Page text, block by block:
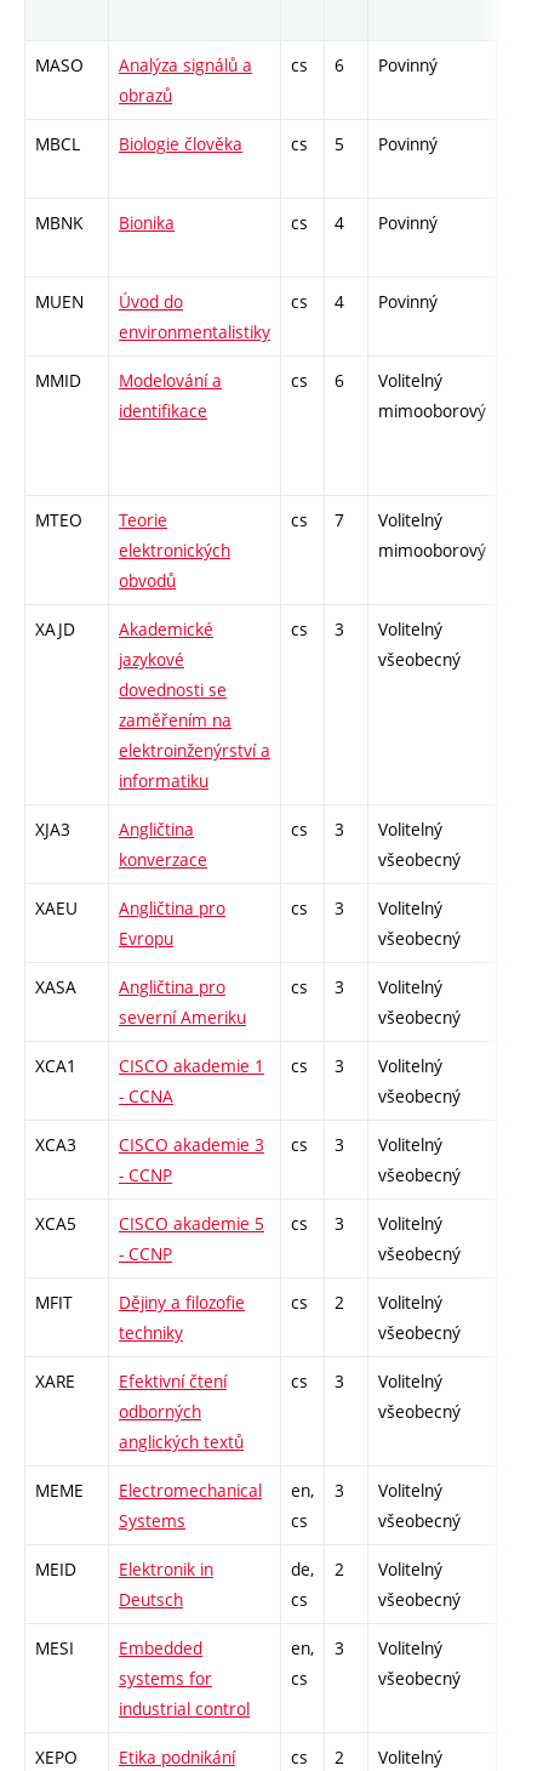
MASO
Analýza signálů a
obrazů
cs 6 Povinný
MBCL Biologie člověka cs 5 Povinný
MBNK Bionika cs 4 Povinný
MUEN
Úvod do
environmentalistiky
cs 4 Povinný
MMID
Modelování a
identifikace
cs 6
Volitelný
mimooborový
MTEO
Teorie
elektronických
obvodů
cs 7
Volitelný
mimooborový
XAJD
Akademické
jazykové
dovednosti se
zaměřením na
elektroinženýrství a
informatiku
cs 3
Volitelný
všeobecný
XJA3
Angličtina
konverzace
cs 3
Volitelný
všeobecný
XAEU
Angličtina pro
Evropu
cs 3
Volitelný
všeobecný
XASA
Angličtina pro
severní Ameriku
cs 3
Volitelný
všeobecný
XCA1
CISCO akademie 1
- CCNA
cs 3
Volitelný
všeobecný
XCA3
CISCO akademie 3
- CCNP
cs 3
Volitelný
všeobecný
XCA5
CISCO akademie 5
- CCNP
cs 3
Volitelný
všeobecný
MFIT
Dějiny a filozofie
techniky
cs 2
Volitelný
všeobecný
XARE
Efektivní čtení
odborných
anglických textů
cs 3
Volitelný
všeobecný
MEME
Electromechanical
Systems
en,
cs
3
Volitelný
všeobecný
MEID
Elektronik in
Deutsch
de,
cs
2
Volitelný
všeobecný
MESI
Embedded
systems for
industrial control
en,
cs
3
Volitelný
všeobecný
XEPO Etika podnikání cs 2
Volitelný